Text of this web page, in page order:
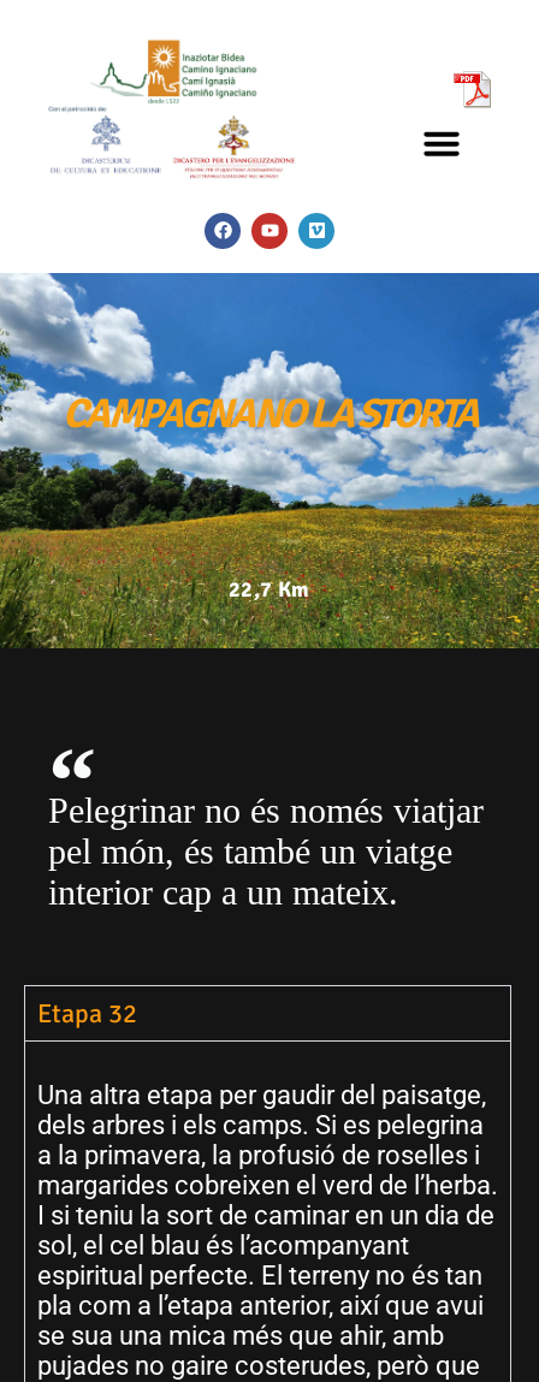
CAMPAGNANOLA STORTA
22,7 Km
Pelegrinar no és només viatjar
pel món, és també un viatge
interior cap a un mateix.
Etapa 32
Una altra etapa per gaudir del paisatge,
dels arbres i els camps. Si es pelegrina
a la primavera, la profusió de roselles i
margarides cobreixen el verd de l’herba.
I si teniu la sort de caminar en un dia de
sol, el cel blau és l’acompanyant
espiritual perfecte. El terreny no és tan
pla com a l’etapa anterior, així que avui
se sua una mica més que ahir, amb
pujades no gaire costerudes, però que